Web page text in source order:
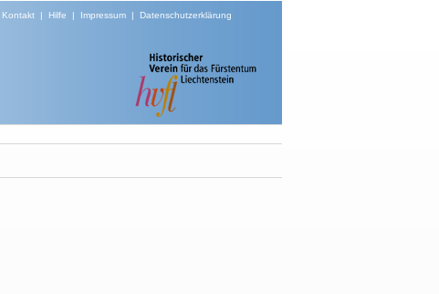
Kontakt| Hilfe | Impressum| Datenschutzerklärung